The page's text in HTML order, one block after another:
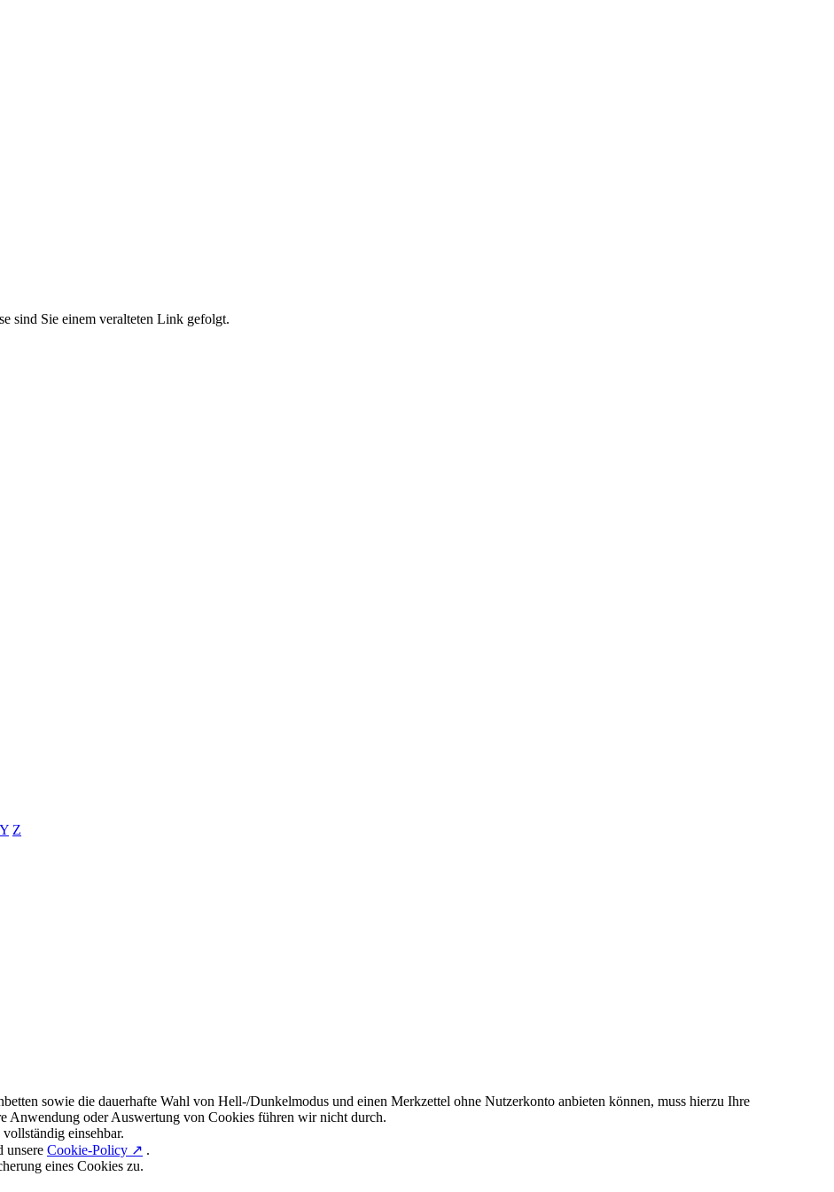
sind Sie einem veralteten Link gefolgt.
Y Z
sowie die dauerhafte Wahl von Hell-/Dunkelmodus und einen Merkzettel ohne Nutzerkonto anbieten können, muss hierzu Ihre
Anwendung oder Auswertung von Cookies führen wir nicht durch.
einsehbar.
unsere Cookie-Policy ↗ .
eines Cookies zu.